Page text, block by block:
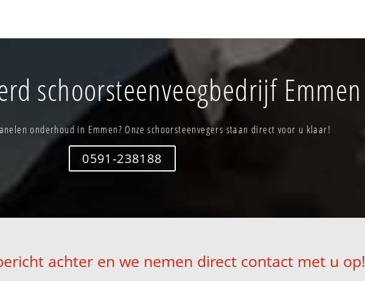
schoorsteenveegbedrijf Emmen
onderhoud in Emmen? Onze schoorsteenvegers staan direct voor u klaar!
0591-238188
achter en we nemen direct contact met u op!